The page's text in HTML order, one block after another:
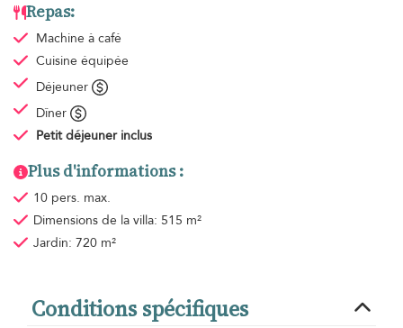
Repas:
Machine à café
Cuisine équipée
Déjeuner
Dîner
Petit déjeuner inclus
Plus d'informations :
10 pers. max.
Dimensions de la villa: 515 m²
Jardin: 720 m²
Conditions spécifiques